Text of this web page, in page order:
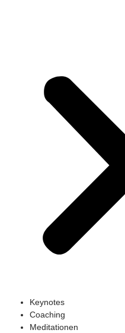
Keynotes
Coaching
Meditationen